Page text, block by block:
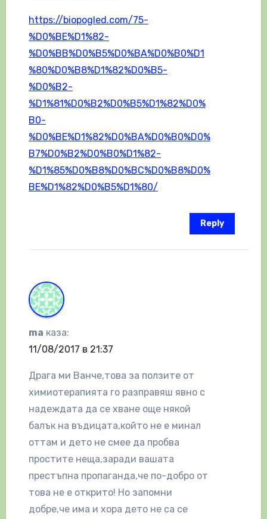
https://biopogled.com/75-
%D0%BE%D1%82-
%D0%BB%D0%B5%D0%BA%D0%B0%D1
%80%D0%B8%D1%82%D0%B5-
%D0%B2-
%D1%81%D0%B2%D0%B5%D1%82%D0%
B0-
%D0%BE%D1%82%D0%BA%D0%B0%D0%
B7%D0%B2%D0%B0%D1%82-
%D1%85%D0%B8%D0%BC%D0%B8%D0%
BE%D1%82%D0%B5%D1%80/
Reply
ma каза:
11/08/2017 в 21:37
Драга ми Ванче,това за ползите от
химиотерапията го разправяш явно с
надеждата да се хване още някой
балък на въдицата,който не е минал
оттам и дето не смее да пробва
простите неща,заради вашата
престъпна пропаганда,че по-добро от
това не е открито! Но запомни
добре,че има и хора дето не са се